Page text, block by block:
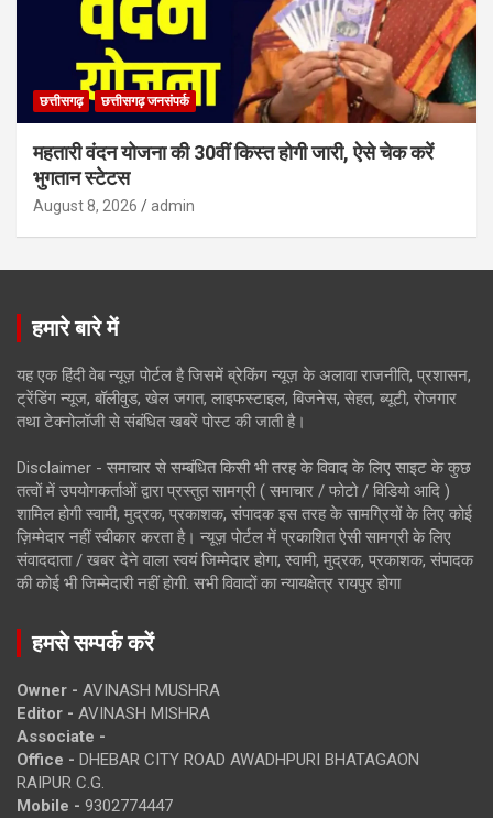
छत्तीसगढ़ छत्तीसगढ़ जनसंपर्क
महतारी वंदन योजना की 30वीं किस्त होगी जारी, ऐसे चेक करें
भुगतान स्टेटस
August 8, 2026 admin
हमारे बारे में
यह एक हिंदी वेब न्यूज़ पोर्टल है जिसमें ब्रेकिंग न्यूज़ के अलावा राजनीति, प्रशासन,
ट्रेंडिंग न्यूज, बॉलीवुड, खेल जगत, लाइफस्टाइल, बिजनेस, सेहत, ब्यूटी, रोजगार
तथा टेक्नोलॉजी से संबंधित खबरें पोस्ट की जाती है।
Disclaimer - समाचार से सम्बंधित किसी भी तरह के विवाद के लिए साइट के कुछ
तत्वों में उपयोगकर्ताओं द्वारा प्रस्तुत सामग्री ( समाचार / फोटो / विडियो आदि )
शामिल होगी स्वामी, मुद्रक, प्रकाशक, संपादक इस तरह के सामग्रियों के लिए कोई
ज़िम्मेदार नहीं स्वीकार करता है। न्यूज़ पोर्टल में प्रकाशित ऐसी सामग्री के लिए
संवाददाता / खबर देने वाला स्वयं जिम्मेदार होगा, स्वामी, मुद्रक, प्रकाशक, संपादक
की कोई भी जिम्मेदारी नहीं होगी. सभी विवादों का न्यायक्षेत्र रायपुर होगा
हमसे सम्पर्क करें
Owner - AVINASH MUSHRA
Editor - AVINASH MISHRA
Associate -
Office - DHEBAR CITY ROAD AWADHPURI BHATAGAON
RAIPUR C.G.
Mobile - 9302774447